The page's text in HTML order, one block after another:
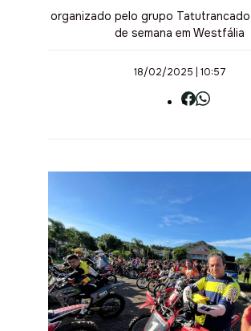
Evento organizado pelo grupo
de semana em Westfália
18/02/2025 | 10:57